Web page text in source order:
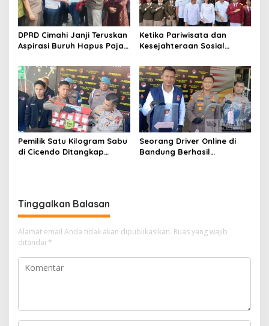
DPRD Cimahi Janji Teruskan
Aspirasi Buruh Hapus Pajak
dan DPR
Ketika Pariwisata dan
Kesejahteraan Sosial
Ketimpangan Pendidikan
Melalui Sekolah Rakyat
Pemilik Satu Kilogram Sabu
di Cicendo Ditangkap
Seorang Driver Online di
Bandung Berhasil
Tinggalkan Balasan
Alamat email Anda tidak akan dipublikasikan. Ruas yang wajib
ditandai *